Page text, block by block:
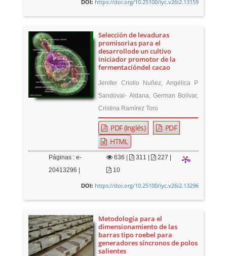
DOI: https://doi.org/10.25100/iyc.v26i2.13159
Selección de levaduras
promisorias para el
desarrollode un cultivo
iniciador promotor de la
fermentacióndel cacao
Jenifer Criollo Nuñez, Angélica P
Sandoval- Aldana, German Bolívar,
Cristina Ramírez Toro
PDF (Inglés)
PDF
HTML
Páginas : e-
20413296 |
636 | 311 |
227 |
10
DOI: https://doi.org/10.25100/iyc.v26i2.13296
Metodología para el
dimensionamiento de las
barras tipo roebel para
generadores síncronos de polos
salientes